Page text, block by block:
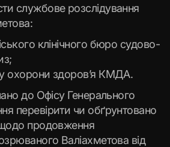
службове розслідування
клінічного бюро судово-
охорони здоров’я КМДА.
до Офісу Генерального
перевірити чи обґрунтовано
продовження
Валіахметова від